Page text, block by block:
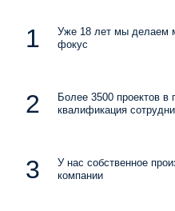
Уже 18 лет мы делаем
фокус
Более 3500 проектов
квалификация
У нас собственное
компании